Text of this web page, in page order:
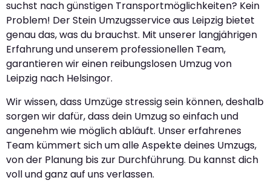
suchst nach günstigen Transportmöglichkeiten? Kein
Problem! Der Stein Umzugsservice aus Leipzig bietet
genau das, was du brauchst. Mit unserer langjährigen
Erfahrung und unserem professionellen Team,
garantieren wir einen reibungslosen Umzug von
Leipzig nach Helsingor.
Wir wissen, dass Umzüge stressig sein können, deshalb
sorgen wir dafür, dass dein Umzug so einfach und
angenehm wie möglich abläuft. Unser erfahrenes
Team kümmert sich um alle Aspekte deines Umzugs,
von der Planung bis zur Durchführung. Du kannst dich
voll und ganz auf uns verlassen.